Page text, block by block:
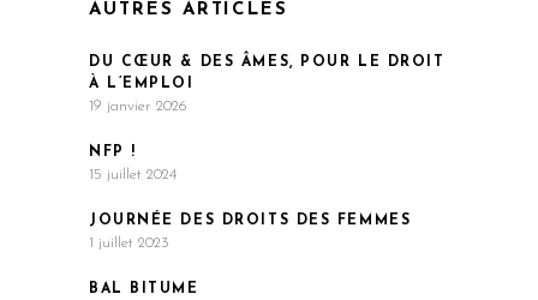
AUTRES ARTICLES
DU CŒUR & DES ÂMES, POUR LE DROIT
À L’EMPLOI
19 janvier 2026
NFP !
15 juillet 2024
JOURNÉE DES DROITS DES FEMMES
1 juillet 2023
BAL BITUME